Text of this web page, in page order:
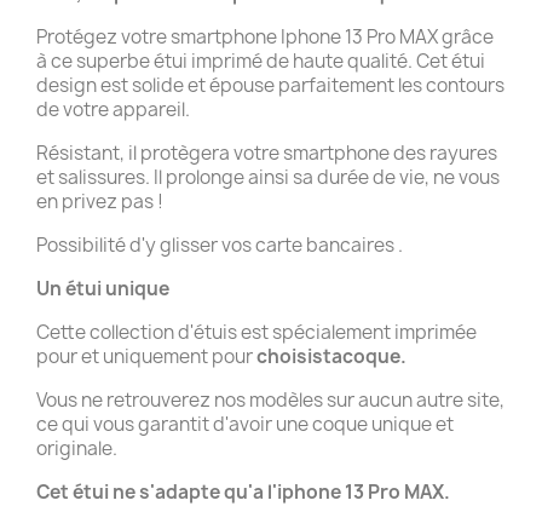
Protégez votre smartphone Iphone 13 Pro MAX grâce
à ce superbe étui imprimé de haute qualité. Cet étui
design est solide et épouse parfaitement les contours
de votre appareil.
Résistant, il protègera votre smartphone des rayures
et salissures. Il prolonge ainsi sa durée de vie, ne vous
en privez pas !
Possibilité d'y glisser vos carte bancaires .
Un étui unique
Cette collection d'étuis est spécialement imprimée
pour et uniquement pourchoisistacoque.
Vous ne retrouverez nos modèles sur aucun autre site,
ce qui vous garantit d'avoir une coque unique et
originale.
Cet étui ne s'adapte qu'a l'iphone 13 Pro MAX.